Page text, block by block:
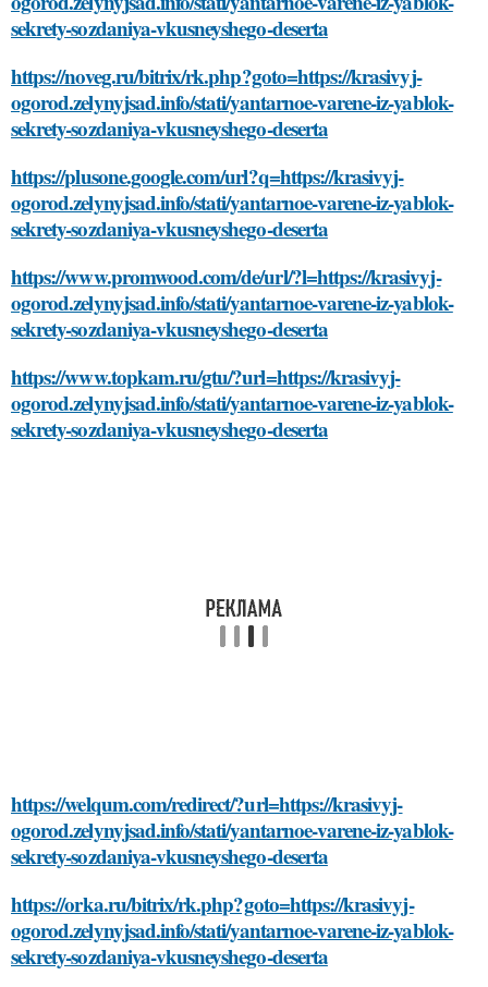
sekrety-sozdaniya-vkusneyshego-deserta
https://noveg.ru/bitrix/rk.php?goto=https://krasivyj-
ogorod.zelynyjsad.info/stati/yantarnoe-varene-iz-yablok-
sekrety-sozdaniya-vkusneyshego-deserta
https://plusone.google.com/url?q=https://krasivyj-
ogorod.zelynyjsad.info/stati/yantarnoe-varene-iz-yablok-
sekrety-sozdaniya-vkusneyshego-deserta
https://www.promwood.com/de/url/?l=https://krasivyj-
ogorod.zelynyjsad.info/stati/yantarnoe-varene-iz-yablok-
sekrety-sozdaniya-vkusneyshego-deserta
https://www.topkam.ru/gtu/?url=https://krasivyj-
ogorod.zelynyjsad.info/stati/yantarnoe-varene-iz-yablok-
sekrety-sozdaniya-vkusneyshego-deserta
https://welqum.com/redirect/?url=https://krasivyj-
ogorod.zelynyjsad.info/stati/yantarnoe-varene-iz-yablok-
sekrety-sozdaniya-vkusneyshego-deserta
https://orka.ru/bitrix/rk.php?goto=https://krasivyj-
ogorod.zelynyjsad.info/stati/yantarnoe-varene-iz-yablok-
sekrety-sozdaniya-vkusneyshego-deserta